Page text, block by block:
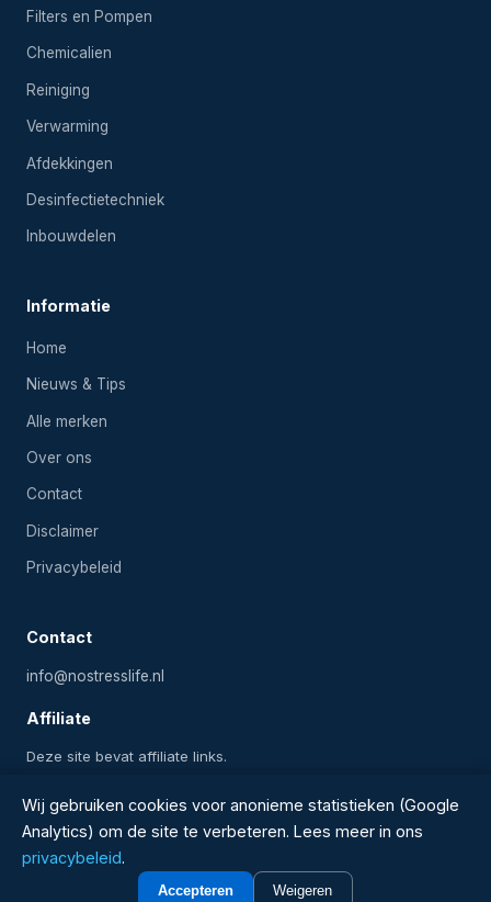
Filters en Pompen
Chemicalien
Reiniging
Verwarming
Afdekkingen
Desinfectietechniek
Inbouwdelen
Informatie
Home
Nieuws & Tips
Alle merken
Over ons
Contact
Disclaimer
Privacybeleid
Contact
info@nostresslife.nl
Affiliate
Deze site bevat affiliate links.
2024-2026 Onlinezwembadwinkel.nl — Alle rechten
Wij gebruiken cookies voor anonieme statistieken (Google
Analytics) om de site te verbeteren. Lees meer in ons
privacybeleid.
Accepteren Weigeren